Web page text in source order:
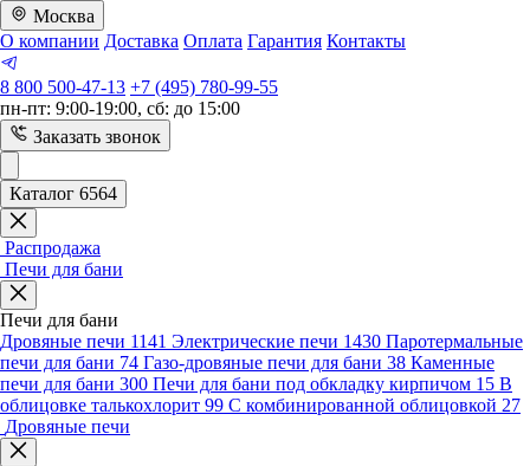
Москва
О компании Доставка Оплата Гарантия Контакты
8 800 500-47-13 +7 (495) 780-99-55
пн-пт: 9:00-19:00, сб: до 15:00
Заказать звонок
Каталог 6564
Распродажа
Печи для бани
Печи для бани
Дровяные печи 1141 Электрические печи 1430 Паротермальные
печи для бани 74 Газо-дровяные печи для бани 38 Каменные
печи для бани 300 Печи для бани под обкладку кирпичом 15 В
облицовке талькохлорит 99 С комбинированной облицовкой 27
Дровяные печи